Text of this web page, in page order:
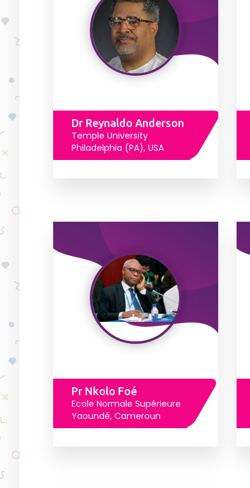
Dr Reynaldo Anderson
Temple University
Philadelphia (PA), USA
Pr Nkolo Foé
Ecole Normale Supérieure
Yaoundé, Cameroun